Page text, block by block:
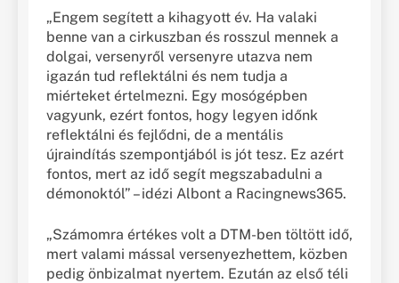
„Engem segített a kihagyott év. Ha valaki
benne van a cirkuszban és rosszul mennek a
dolgai, versenyről versenyre utazva nem
igazán tud reflektálni és nem tudja a
miérteket értelmezni. Egy mosógépben
vagyunk, ezért fontos, hogy legyen időnk
reflektálni és fejlődni, de a mentális
újraindítás szempontjából is jót tesz. Ez azért
fontos, mert az idő segít megszabadulni a
démonoktól” – idézi Albont a Racingnews365.
„Számomra értékes volt a DTM-ben töltött idő,
mert valami mással versenyezhettem, közben
pedig önbizalmat nyertem. Ezután az első téli